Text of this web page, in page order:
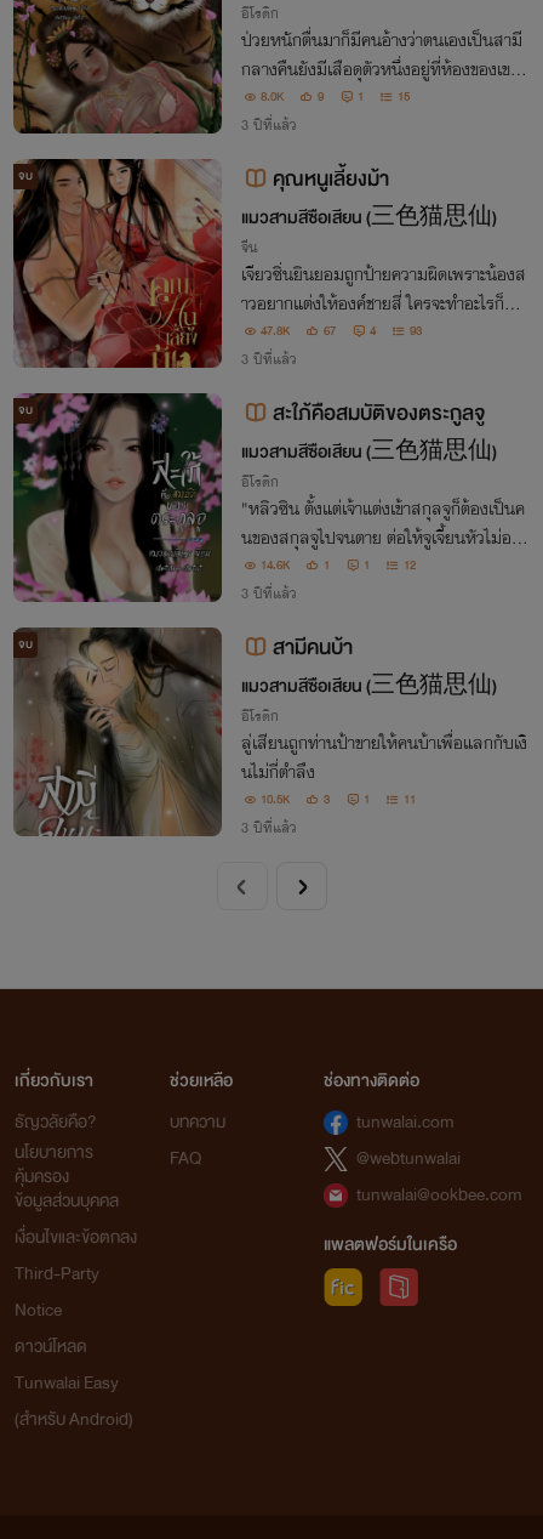
อีโรติก
ป่วยหนักตื่นมาก็มีคนอ้างว่าตนเองเป็นสามี
กลางคืนยังมีเสือดุตัวหนึ่งอยู่ที่ห้องของเขาอี
ก"ท่านลุกออกก่อน เข่าของท่านทิ่มหน้าท้อง
ของข้าแล้ว"ชายหนุ่มยกยิ้ม ก้มลงไปแล้วกร
ะซิบ "ไม่ใช่เข่า แต่เป็นอย่างอื่น
8.0K 9 1 15
3 ปีที่แล้ว
จบ คุณหนูเลี้ยงม้า
แมวสามสีซือเสียน (三色猫思仙)
จีน
เจียวซิ่นยินยอมถูกป้ายความผิดเพราะน้องส
าวอยากแต่งให้องค์ชายสี่ ใครจะทำอะไรก็ทำไ
ป ขอให้นางอยู่เลี้ยงม้าเหงื่อโลหิตก็พอ แต่อ
งค์ชายเก้าผู้เสเพล กลับใช้ราชโองการเปล่าเ
47.8K 67 4 93
3 ปีที่แล้ว
จบ สะใภ้คือสมบัติของตระกูลจู
แมวสามสีซือเสียน (三色猫思仙)
อีโรติก
"หลิวซิน ตั้งแต่เจ้าแต่งเข้าสกุลจูก็ต้องเป็นค
นของสกุลจูไปจนตาย ต่อให้จูเจี้ยนหัวไม่อยู่แ
ล้วก็ยังต้องอยู่ ไม่มีสิทธิ์ไปมีชู้รักที่ไหนทั้งนั้
น!"พลันดึงเชือกที่รัดเอวของนางออก
14.6K 1 1 12
3 ปีที่แล้ว
จบ สามีคนบ้า
แมวสามสีซือเสียน (三色猫思仙)
อีโรติก
ลู่เสียนถูกท่านป้าขายให้คนบ้าเพื่อแลกกับเงิ
นไม่กี่ตำลึง
10.5K 3 1 11
3 ปีที่แล้ว
เกี่ยวกับเรา
ธัญวลัยคือ?
นโยบายการ
คุ้มครอง
ข้อมูลส่วนบุคคล
เงื่อนไขและข้อตกลง
Third-Party
Notice
ดาวน์โหลด
Tunwalai Easy
(สำหรับ Android)
ช่วยเหลือ
บทความ
FAQ
ช่องทางติดต่อ
tunwalai.com
@webtunwalai
tunwalai@ookbee.com
แพลตฟอร์มในเครือ